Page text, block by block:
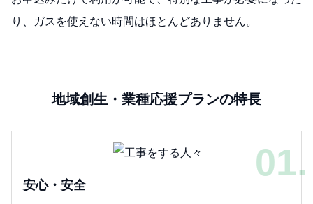
り、ガスを使えない時間はほとんどありません。
地域創生・業種応援プランの特長
01.
安心・安全